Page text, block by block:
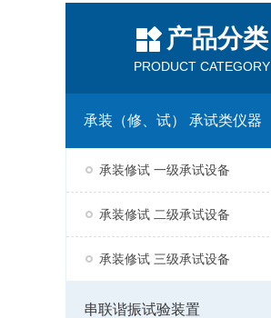
产品分类
PRODUCT CATEGORY
承装（修、试） 承试类仪器
承装修试 一级承试设备
承装修试 二级承试设备
承装修试 三级承试设备
串联谐振试验装置